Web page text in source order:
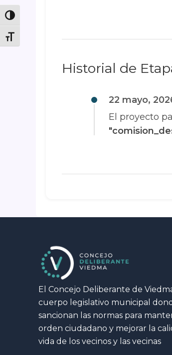
Toggle High Contrast
Toggle Font size
Historial de
22 mayo,
El proyecto
El Concejo Deliberante de
cuerpo legislativo municipal
sancionan las normas para
orden ciudadano y mejorar la
vida de los vecinos y las vecinas